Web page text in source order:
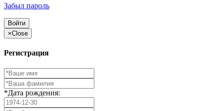
Забыл пароль
Войти
×Close
Регистрация
*Дата рождения: